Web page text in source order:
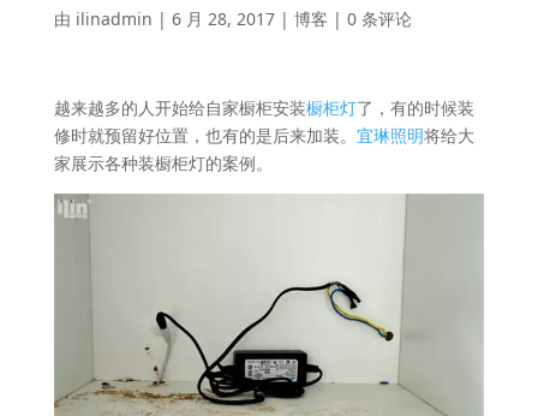
由 ilinadmin | 6 月 28, 2017| 博客 | 0 条评论
越来越多的人开始给自家橱柜安装橱柜灯了，有的时候装
修时就预留好位置，也有的是后来加装。 宜琳照明将给大
家展示各种装橱柜灯的案例。